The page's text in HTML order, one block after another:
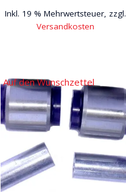
Inkl. 19 % Mehrwertsteuer, zzgl.
Versandkosten
mehrere
Varianten
auf.
Die
können
auf
Auf den Wunschzettel